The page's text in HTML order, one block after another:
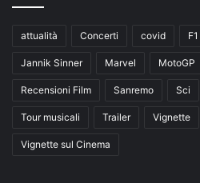
attualità Concerti covid F1
Jannik Sinner Marvel MotoGP
Recensioni Film Sanremo Sci
Tour musicali Trailer Vignette
Vignette sul Cinema